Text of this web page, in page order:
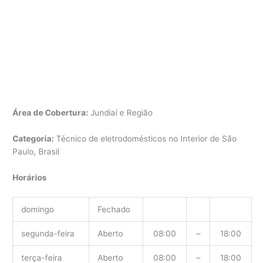
Área de Cobertura: Jundiaí e Região
Categoria: Técnico de eletrodomésticos no Interior de São
Paulo, Brasil
Horários
domingo Fechado
segunda-feira Aberto 08:00 – 18:00
terça-feira Aberto 08:00 – 18:00